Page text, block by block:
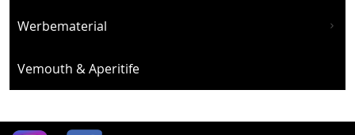
Werbematerial
Vemouth & Aperitife